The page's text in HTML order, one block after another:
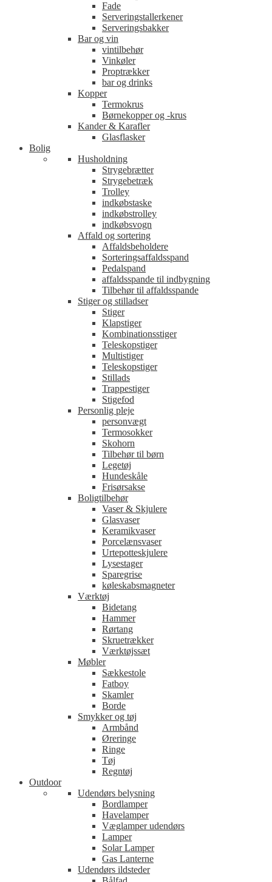
Fade
Serveringstallerkener
Serveringsbakker
Bar og vin
vintilbehør
Vinkøler
Proptrækker
bar og drinks
Kopper
Termokrus
Børnekopper og -krus
Kander & Karafler
Glasflasker
Bolig
Husholdning
Strygebrætter
Strygebetræk
Trolley
indkøbstaske
indkøbstrolley
indkøbsvogn
Affald og sortering
Affaldsbeholdere
Sorteringsaffaldsspand
Pedalspand
affaldsspande til indbygning
Tilbehør til affaldsspande
Stiger og stilladser
Stiger
Klapstiger
Kombinationsstiger
Teleskopstiger
Multistiger
Teleskopstiger
Stillads
Trappestiger
Stigefod
Personlig pleje
personvægt
Termosokker
Skohorn
Tilbehør til børn
Legetøj
Hundeskåle
Frisørsakse
Boligtilbehør
Vaser & Skjulere
Glasvaser
Keramikvaser
Porcelænsvaser
Urtepotteskjulere
Lysestager
Sparegrise
køleskabsmagneter
Værktøj
Bidetang
Hammer
Rørtang
Skruetrækker
Værktøjssæt
Møbler
Sækkestole
Fatboy
Skamler
Borde
Smykker og tøj
Armbånd
Øreringe
Ringe
Tøj
Regntøj
Outdoor
Udendørs belysning
Bordlamper
Havelamper
Væglamper udendørs
Lamper
Solar Lamper
Gas Lanterne
Udendørs ildsteder